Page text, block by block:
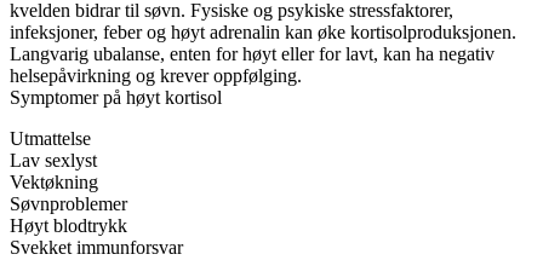
kvelden bidrar til søvn. Fysiske og psykiske stressfaktorer,
infeksjoner, feber og høyt adrenalin kan øke kortisolproduksjonen.
Langvarig ubalanse, enten for høyt eller for lavt, kan ha negativ
helsepåvirkning og krever oppfølging.
Symptomer på høyt kortisol
Utmattelse
Lav sexlyst
Vektøkning
Søvnproblemer
Høyt blodtrykk
Svekket immunforsvar